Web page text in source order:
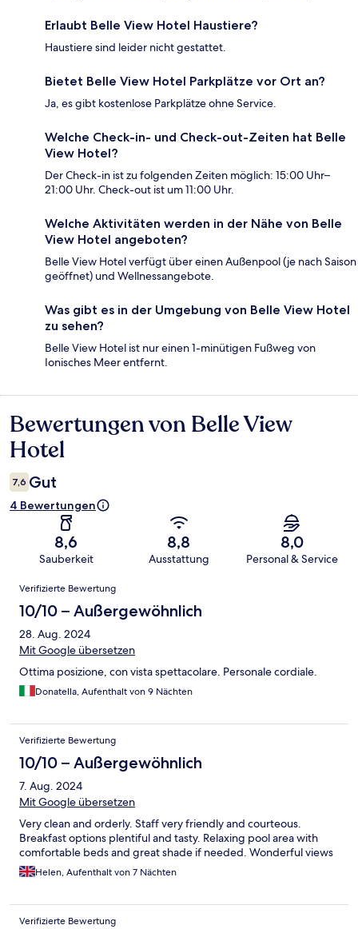
Erlaubt Belle View Hotel Haustiere?
Haustiere sind leider nicht gestattet.
Bietet Belle View Hotel Parkplätze vor Ort an?
Ja, es gibt kostenlose Parkplätze ohne Service.
Welche Check-in- und Check-out-Zeiten hat Belle
View Hotel?
Der Check-in ist zu folgenden Zeiten möglich: 15:00 Uhr–
21:00 Uhr. Check-out ist um 11:00 Uhr.
Welche Aktivitäten werden in der Nähe von Belle
View Hotel angeboten?
Belle View Hotel verfügt über einen Außenpool (je nach Saison
geöffnet) und Wellnessangebote.
Was gibt es in der Umgebung von Belle View Hotel
zu sehen?
Belle View Hotel ist nur einen 1-minütigen Fußweg von
Ionisches Meer entfernt.
Bewertungen
Bewertungen von Belle View
Hotel
7,6 Gut
4 Bewertungen
8,6
Sauberkeit
8,8
Ausstattung
8,0
Personal & Service
Bewertungen
Verifizierte Bewertung
10/10 – Außergewöhnlich
28. Aug. 2024
Mit Google übersetzen
Ottima posizione, con vista spettacolare. Personale cordiale.
Donatella, Aufenthalt von 9 Nächten
Verifizierte Bewertung
10/10 – Außergewöhnlich
7. Aug. 2024
Mit Google übersetzen
Very clean and orderly. Staff very friendly and courteous.
Breakfast options plentiful and tasty. Relaxing pool area with
comfortable beds and great shade if needed. Wonderful views
Helen, Aufenthalt von 7 Nächten
Verifizierte Bewertung